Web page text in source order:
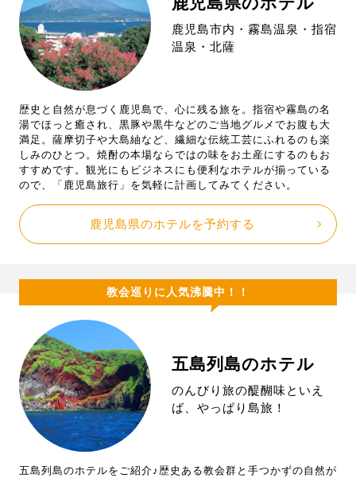
鹿児島市内・霧島温泉・指宿
温泉・北薩
歴史と自然が息づく鹿児島で、心に残る旅を。指宿や霧島の名
湯でほっと癒され、黒豚や黒牛などのご当地グルメでお腹も大
満足。薩摩切子や大島紬など、繊細な伝統工芸にふれるのも楽
しみのひとつ。焼酎の本場ならではの味をお土産にするのもお
すすめです。観光にもビジネスにも便利なホテルが揃っている
ので、「鹿児島旅行」を気軽に計画してみてください。
鹿児島県のホテルを予約する
教会巡りに人気沸騰中！！
五島列島のホテル
のんびり旅の醍醐味といえ
ば、やっぱり島旅！
五島列島のホテルをご紹介♪歴史ある教会群と手つかずの自然が